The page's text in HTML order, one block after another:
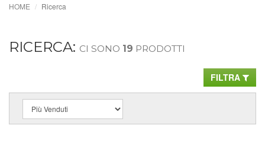
HOME Ricerca
RICERCA: CI SONO 19 PRODOTTI
FILTRA